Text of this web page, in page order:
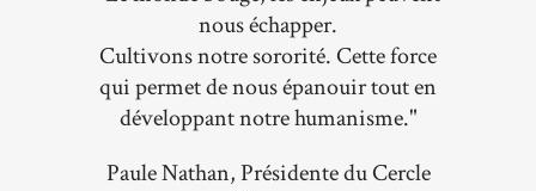
nous échapper.
Cultivons notre sororité. Cette force
qui permet de nous épanouir tout en
développant notre humanisme."
Paule Nathan, Présidente du Cercle